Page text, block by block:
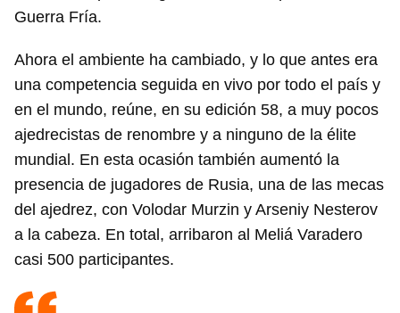
Guerra Fría.
Ahora el ambiente ha cambiado, y lo que antes era
una competencia seguida en vivo por todo el país y
en el mundo, reúne, en su edición 58, a muy pocos
ajedrecistas de renombre y a ninguno de la élite
mundial. En esta ocasión también aumentó la
presencia de jugadores de Rusia, una de las mecas
del ajedrez, con Volodar Murzin y Arseniy Nesterov
a la cabeza. En total, arribaron al Meliá Varadero
casi 500 participantes.